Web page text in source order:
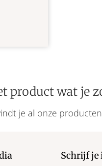
product wat je
je al onze
Schrijf je